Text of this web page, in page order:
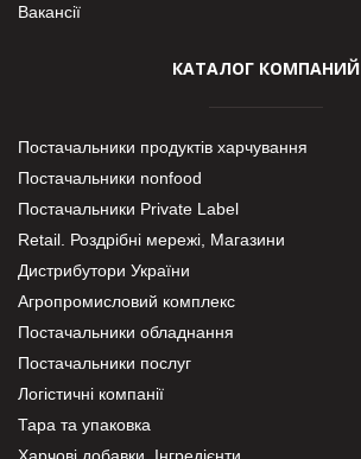
Вакансії
КАТАЛОГ КОМПАНИЙ
Постачальники продуктів харчування
Постачальники nonfood
Постачальники Private Label
Retail. Роздрібні мережі, Магазини
Дистрибутори України
Агропромисловий комплекс
Постачальники обладнання
Постачальники послуг
Логістичні компанії
Тара та упаковка
Харчові добавки. Інгредієнти.